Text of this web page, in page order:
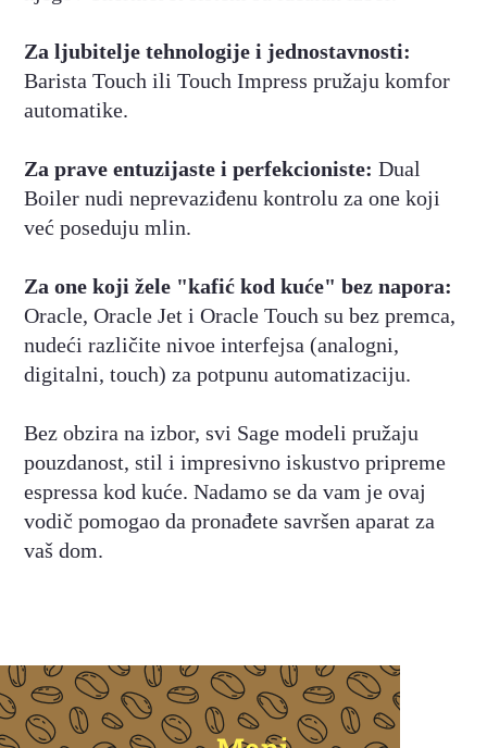
Za ljubitelje tehnologije i jednostavnosti:
Barista Touch ili Touch Impress pružaju komfor
automatike.
Za prave entuzijaste i perfekcioniste: Dual
Boiler nudi neprevaziđenu kontrolu za one koji
već poseduju mlin.
Za one koji žele "kafić kod kuće" bez napora:
Oracle, Oracle Jet i Oracle Touch su bez premca,
nudeći različite nivoe interfejsa (analogni,
digitalni, touch) za potpunu automatizaciju.
Bez obzira na izbor, svi Sage modeli pružaju
pouzdanost, stil i impresivno iskustvo pripreme
espressa kod kuće. Nadamo se da vam je ovaj
vodič pomogao da pronađete savršen aparat za
vaš dom.